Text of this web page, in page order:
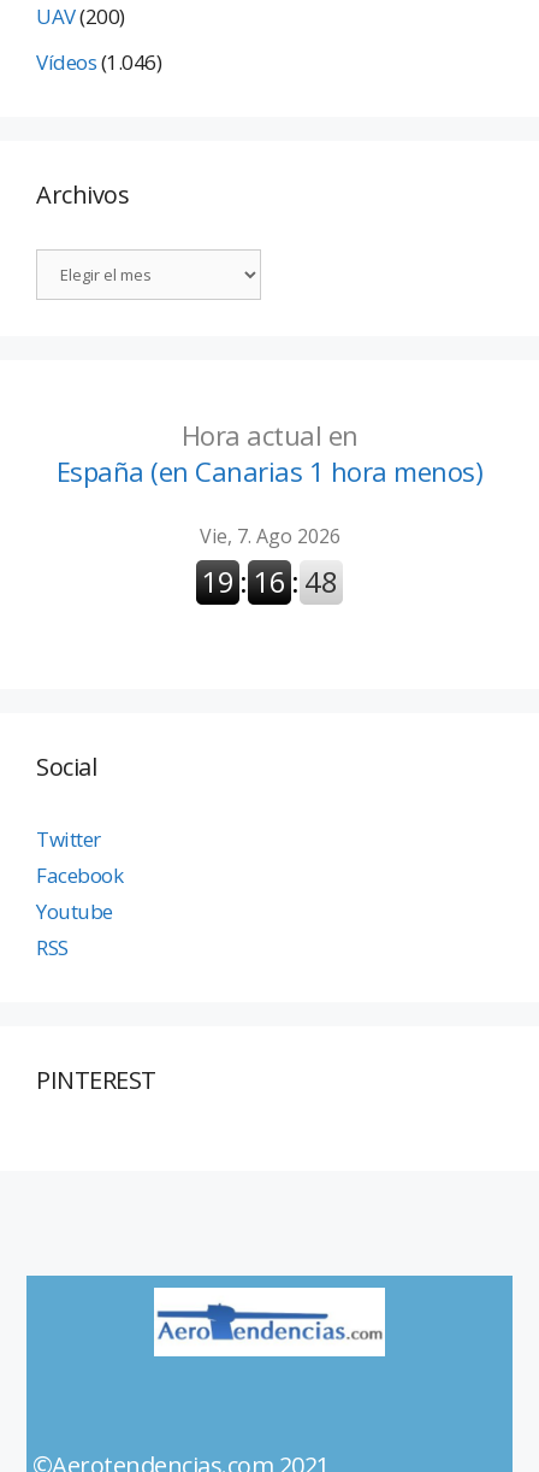
UAV(200)
Vídeos(1.046)
Archivos
Hora actual en
España (en Canarias 1 hora menos)
Social
Twitter
Facebook
Youtube
RSS
PINTEREST
©Aerotendencias.com 2021